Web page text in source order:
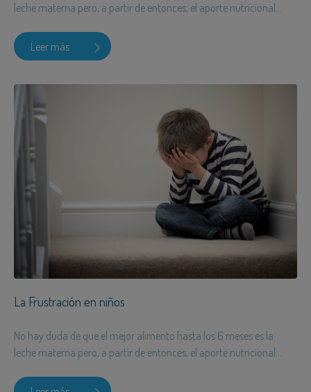
leche materna pero, a partir de entonces, el aporte nutricional...
Leer más
La Frustración en niños
No hay duda de que el mejor alimento hasta los 6 meses es la
leche materna pero, a partir de entonces, el aporte nutricional...